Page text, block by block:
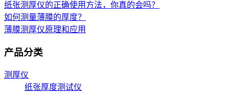
纸张测厚仪的正确使用方法，你真的会吗？
如何测量薄膜的厚度？
薄膜测厚仪原理和应用
产品分类
测厚仪
纸张厚度测试仪